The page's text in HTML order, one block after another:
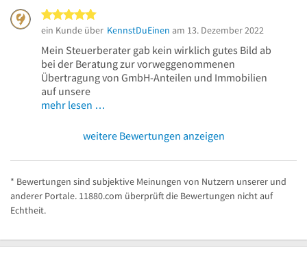
ein Kunde über KennstDuEinen am 13. Dezember 2022
Mein Steuerberater gab kein wirklich gutes Bild ab
bei der Beratung zur vorweggenommenen
Übertragung von GmbH-Anteilen und Immobilien
auf unsere
mehr lesen …
weitere Bewertungen anzeigen
* Bewertungen sind subjektive Meinungen von Nutzern unserer und
anderer Portale. 11880.com überprüft die Bewertungen nicht auf
Echtheit.